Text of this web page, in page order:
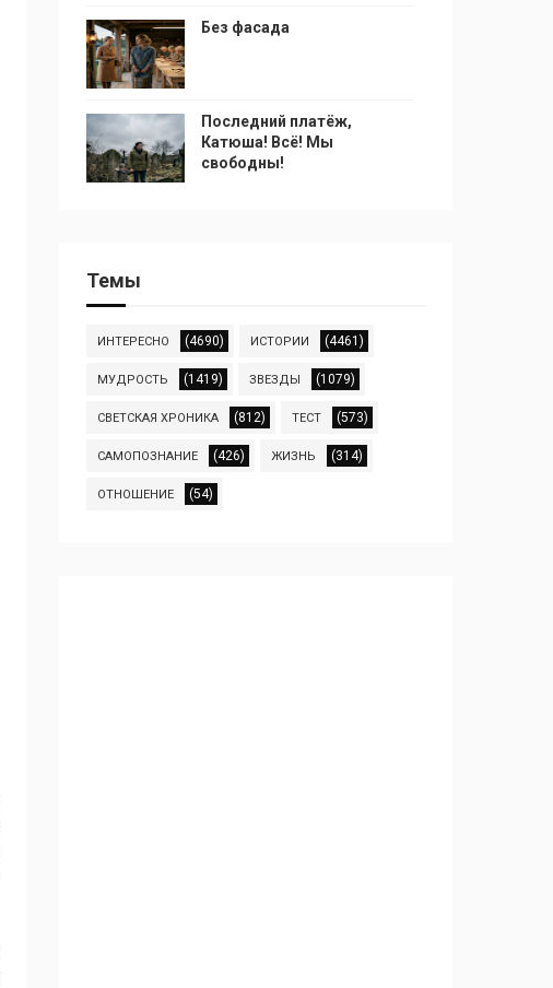
Без фасада
Последний платёж,
Катюша! Всё! Мы
свободны!
Темы
ИНТЕРЕСНО (4690) ИСТОРИИ (4461)
МУДРОСТЬ (1419) ЗВЕЗДЫ (1079)
СВЕТСКАЯ ХРОНИКА (812) ТЕСТ (573)
САМОПОЗНАНИЕ (426) ЖИЗНЬ (314)
ОТНОШЕНИЕ (54)